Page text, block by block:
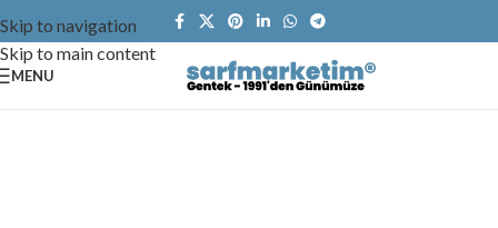
Skip to navigation
Skip to main content
MENU